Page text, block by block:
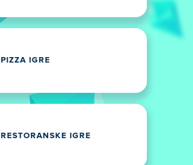
PIZZA IGRE
RESTORANSKE IGRE